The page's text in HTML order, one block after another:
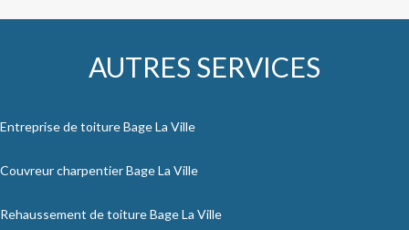
AUTRES SERVICES
Entreprise de toiture Bage La Ville
Couvreur charpentier Bage La Ville
Rehaussement de toiture Bage La Ville